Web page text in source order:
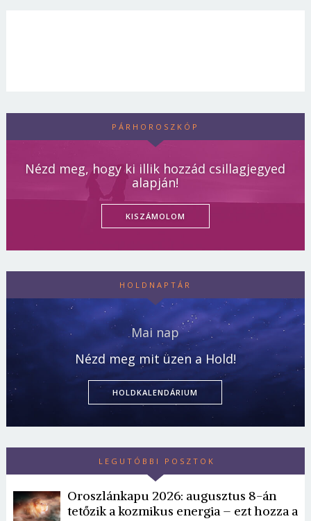
PÁRHOROSZKÓP
Nézd meg, hogy ki illik hozzád csillagjegyed
alapján!
KISZÁMOLOM
HOLDNAPTÁR
Mai nap
Nézd meg mit üzen a Hold!
HOLDKALENDÁRIUM
LEGUTÓBBI POSZTOK
Oroszlánkapu 2026: augusztus 8-án
tetőzik a kozmikus energia – ezt hozza a